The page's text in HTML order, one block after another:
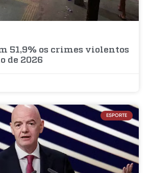
51,9% os crimes violentos
de 2026
ESPORTE